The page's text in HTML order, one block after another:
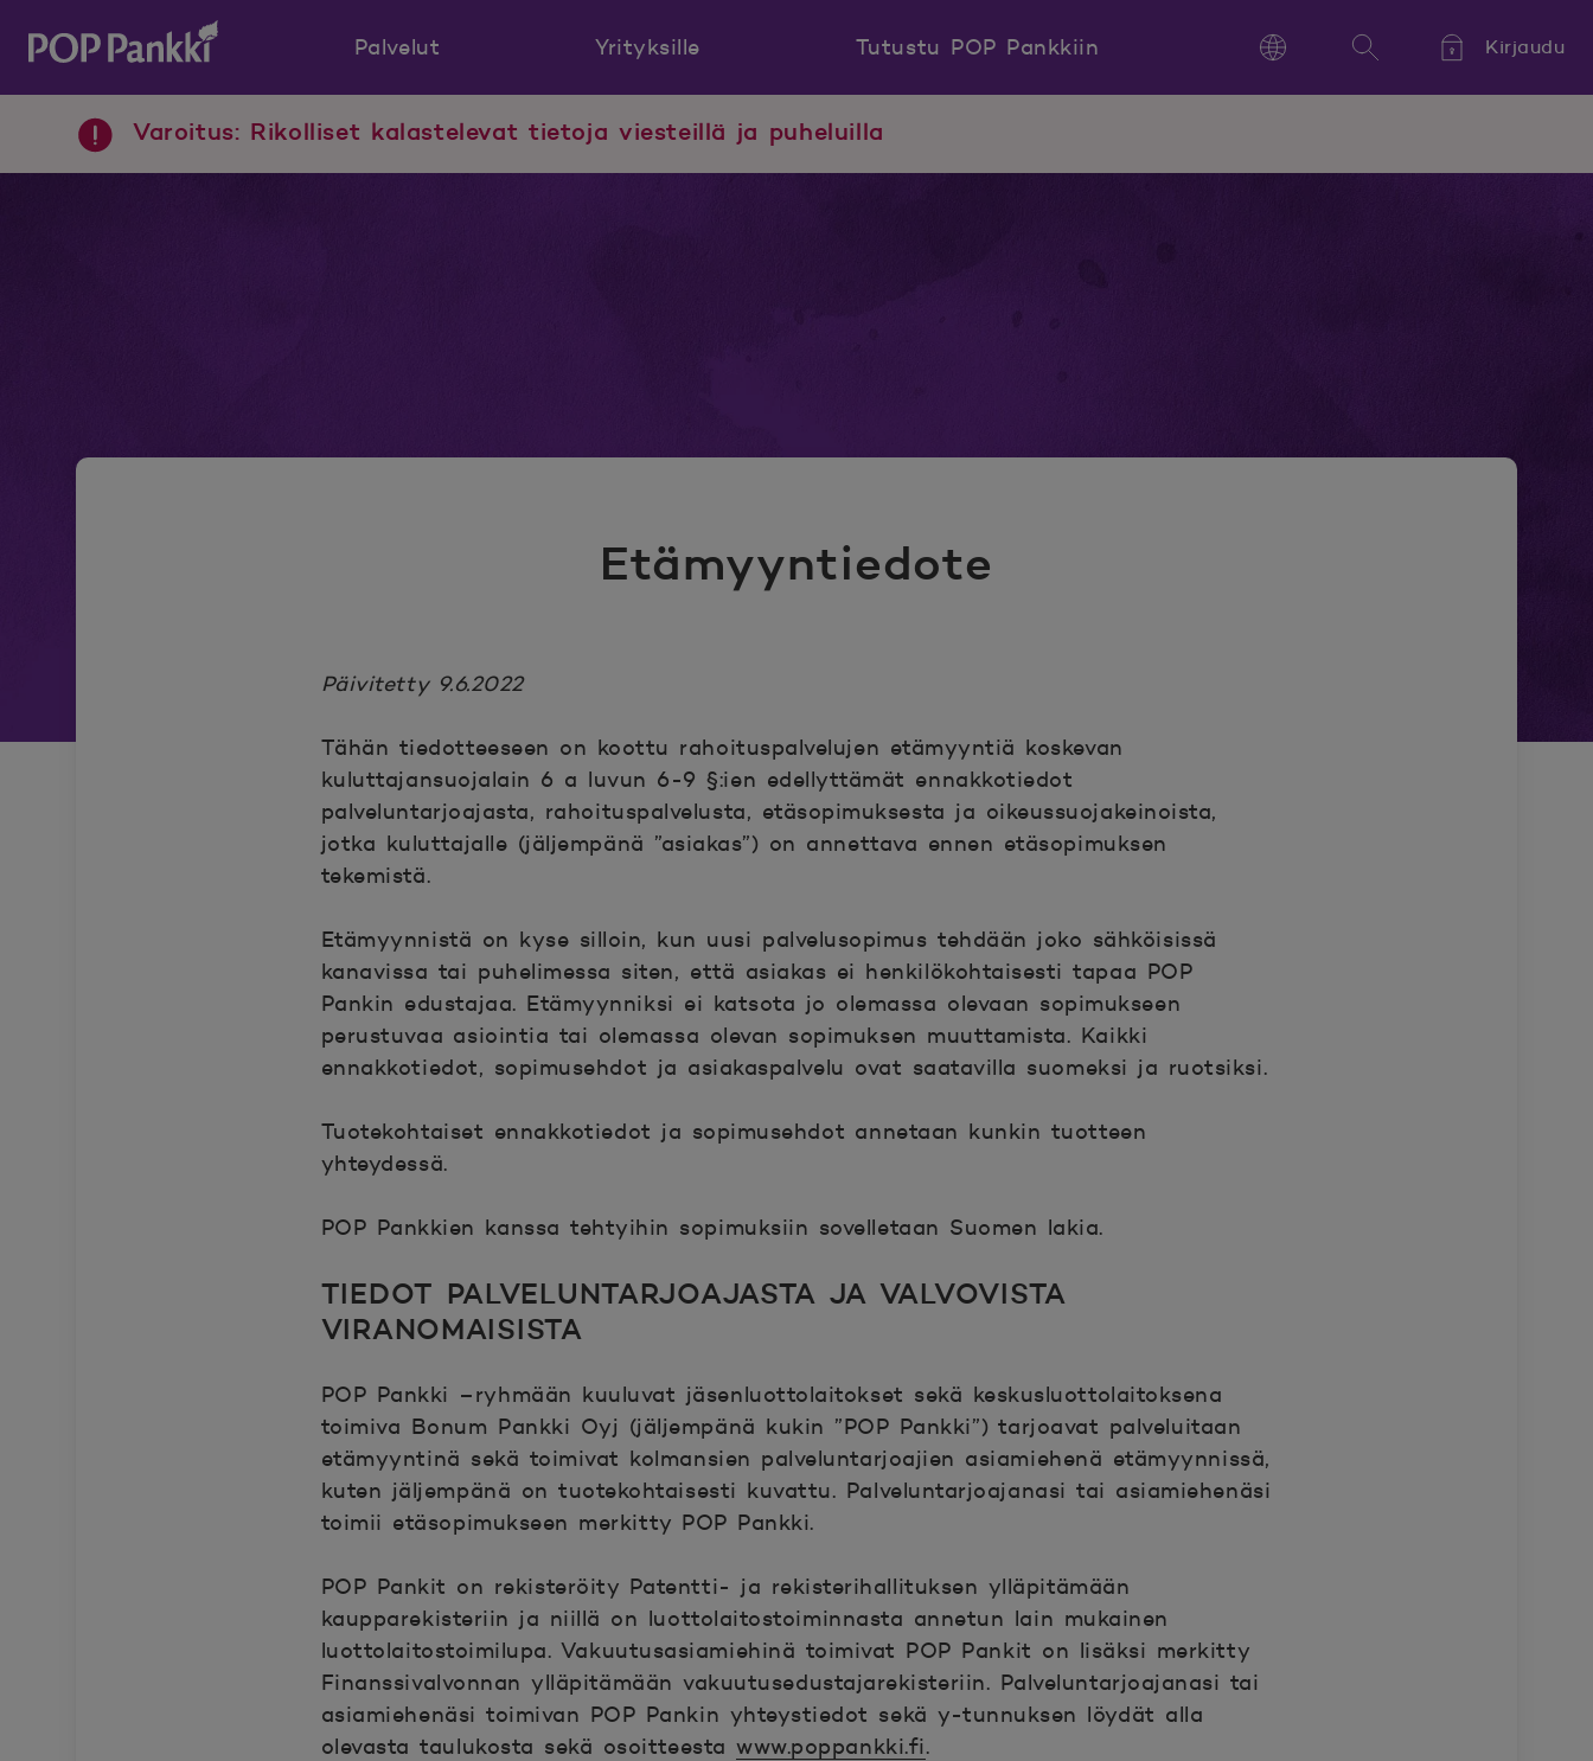
POP Pankki, etusivulle
Palvelut Yrityksille
Tutustu POP Pankkiin
Kieli,
Language Hae
Kirjaudu
Varoitus: Rikolliset kalastelevat tietoja viesteillä ja puheluilla
Etämyyntiedote
Päivitetty 9.6.2022
Tähän tiedotteeseen on koottu rahoituspalvelujen etämyyntiä koskevan
kuluttajansuojalain 6 a luvun 6-9 §:ien edellyttämät ennakkotiedot
palveluntarjoajasta, rahoituspalvelusta, etäsopimuksesta ja oikeussuojakeinoista,
jotka kuluttajalle (jäljempänä ”asiakas”) on annettava ennen etäsopimuksen
tekemistä.
Etämyynnistä on kyse silloin, kun uusi palvelusopimus tehdään joko sähköisissä
kanavissa tai puhelimessa siten, että asiakas ei henkilökohtaisesti tapaa POP
Pankin edustajaa. Etämyynniksi ei katsota jo olemassa olevaan sopimukseen
perustuvaa asiointia tai olemassa olevan sopimuksen muuttamista. Kaikki
ennakkotiedot, sopimusehdot ja asiakaspalvelu ovat saatavilla suomeksi ja ruotsiksi.
Tuotekohtaiset ennakkotiedot ja sopimusehdot annetaan kunkin tuotteen
yhteydessä.
POP Pankkien kanssa tehtyihin sopimuksiin sovelletaan Suomen lakia.
TIEDOT PALVELUNTARJOAJASTA JA VALVOVISTA
VIRANOMAISISTA
POP Pankki –ryhmään kuuluvat jäsenluottolaitokset sekä keskusluottolaitoksena
toimiva Bonum Pankki Oyj (jäljempänä kukin ”POP Pankki”) tarjoavat palveluitaan
etämyyntinä sekä toimivat kolmansien palveluntarjoajien asiamiehenä etämyynnissä,
kuten jäljempänä on tuotekohtaisesti kuvattu. Palveluntarjoajanasi tai asiamiehenäsi
toimii etäsopimukseen merkitty POP Pankki.
POP Pankit on rekisteröity Patentti- ja rekisterihallituksen ylläpitämään
kaupparekisteriin ja niillä on luottolaitostoiminnasta annetun lain mukainen
luottolaitostoimilupa. Vakuutusasiamiehinä toimivat POP Pankit on lisäksi merkitty
Finanssivalvonnan ylläpitämään vakuutusedustajarekisteriin. Palveluntarjoajanasi tai
asiamiehenäsi toimivan POP Pankin yhteystiedot sekä y-tunnuksen löydät alla
olevasta taulukosta sekä osoitteestawww.poppankki.fi.